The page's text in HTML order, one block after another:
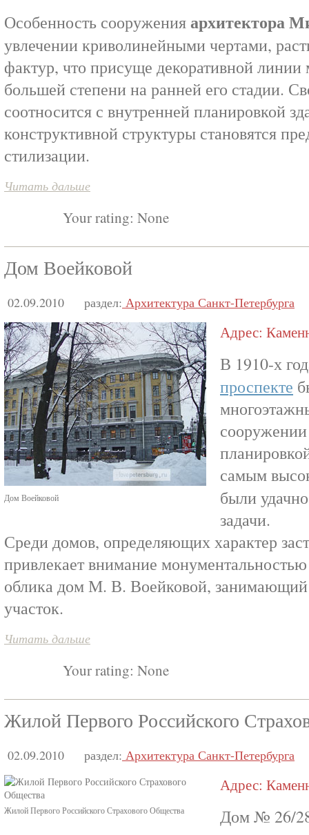
Особенность сооруженияархитектора
увлечении криволинейными чертами,
фактур, что присуще декоративной
большей степени на ранней его стадии.
соотносится с внутренней планировкой
конструктивной структуры становятся
стилизации.
Читать дальше
Your rating: None
Дом Воейковой
02.09.2010 раздел: Архитектура Санкт-Петербурга
Дом Воейковой
Адрес:
В 1910-х
проспекте
самым
были
задачи.
Среди домов, определяющих характер
привлекает внимание
облика дом М. В. Воейковой,
участок.
Читать дальше
Your rating: None
Жилой Первого Российского
02.09.2010 раздел: Архитектура Санкт-Петербурга
Жилой Первого Российского Страхового Общества
Адрес:
Дом № 26/